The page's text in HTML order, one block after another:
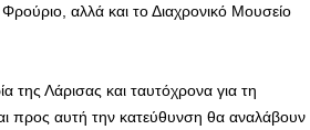
αλλά και το Διαχρονικό Μουσείο
της Λάρισας και ταυτόχρονα για τη
προς αυτή την κατεύθυνση θα αναλάβουν